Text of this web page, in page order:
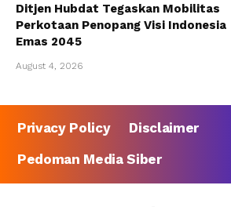
Ditjen Hubdat Tegaskan Mobilitas
Perkotaan Penopang Visi Indonesia
Emas 2045
August 4, 2026
Privacy Policy
Disclaimer
Pedoman Media Siber